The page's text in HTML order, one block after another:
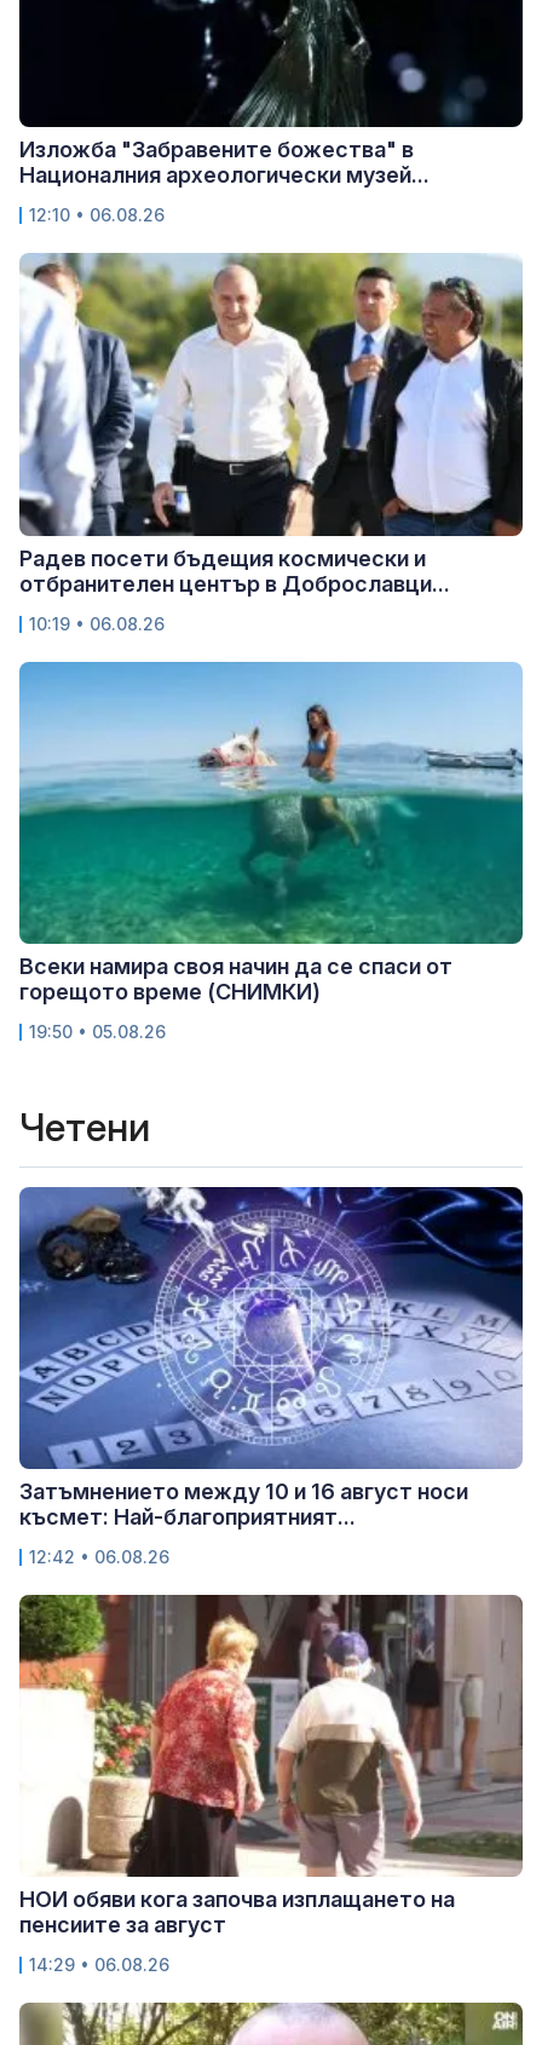
Изложба "Забравените божества" в
Националния археологически музей...
12:10 • 06.08.26
Радев посети бъдещия космически и
отбранителен център в Доброславци...
10:19 • 06.08.26
Всеки намира своя начин да се спаси от
горещото време (СНИМКИ)
19:50 • 05.08.26
Четени
Затъмнението между 10 и 16 август носи
късмет: Най-благоприятният...
12:42 • 06.08.26
НОИ обяви кога започва изплащането на
пенсиите за август
14:29 • 06.08.26